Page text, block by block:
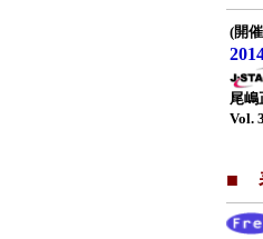
(開
尾嶋
Vol.
■